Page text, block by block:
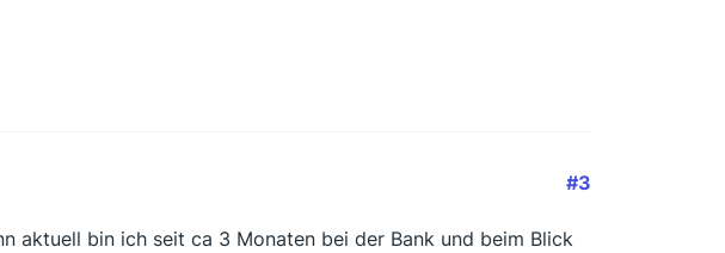
#3
aktuell bin ich seit ca 3 Monaten bei der Bank und beim Blick